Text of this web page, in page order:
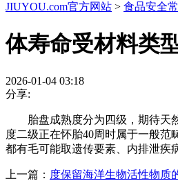
JIUYOU.com官方网站 > 食品安全
体寿命受材料类
2026-01-04 03:18
分享:
胎盘成熟度分为四级，期待天然
度二级正在怀胎40周时属于一般范
都有毛可能取遗传要素、内排泄疾
上一篇： 度保留海洋生物活性物质